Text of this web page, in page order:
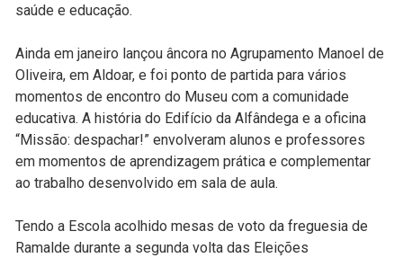
saúde e educação.
Ainda em janeiro lançou âncora no Agrupamento Manoel de
Oliveira, em Aldoar, e foi ponto de partida para vários
momentos de encontro do Museu com a comunidade
educativa. A história do Edifício da Alfândega e a oficina
“Missão: despachar!” envolveram alunos e professores
em momentos de aprendizagem prática e complementar
ao trabalho desenvolvido em sala de aula.
Tendo a Escola acolhido mesas de voto da freguesia de
Ramalde durante a segunda volta das Eleições